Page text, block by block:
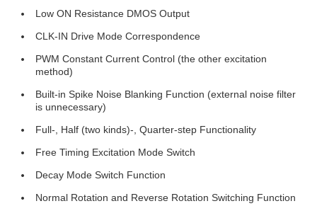
Low ON Resistance DMOS Output
CLK-IN Drive Mode Correspondence
PWM Constant Current Control (the other excitation
method)
Built-in Spike Noise Blanking Function (external noise filter
is unnecessary)
Full-, Half (two kinds)-, Quarter-step Functionality
Free Timing Excitation Mode Switch
Decay Mode Switch Function
Normal Rotation and Reverse Rotation Switching Function